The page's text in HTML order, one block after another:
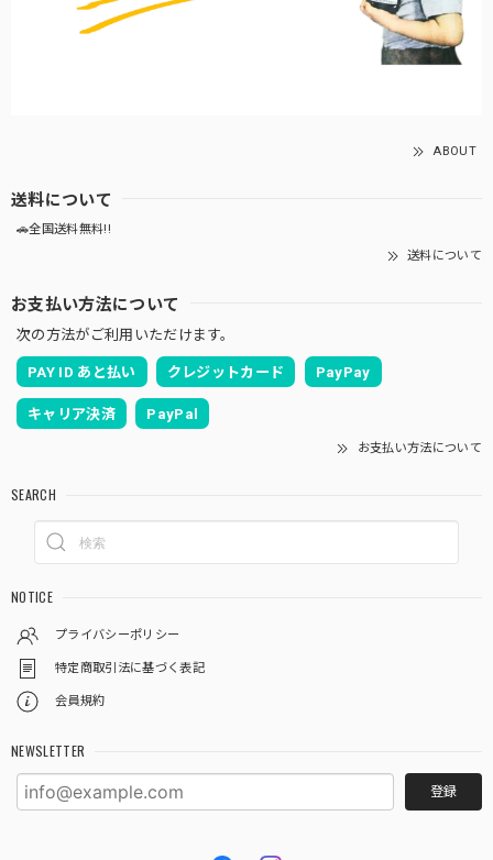
ABOUT
送料について
🚗全国送料無料!!
送料について
お支払い方法について
次の方法がご利用いただけます。
PAY ID あと払い クレジットカード PayPay
キャリア決済 PayPal
お支払い方法について
SEARCH
NOTICE
プライバシーポリシー
特定商取引法に基づく表記
会員規約
NEWSLETTER
登録